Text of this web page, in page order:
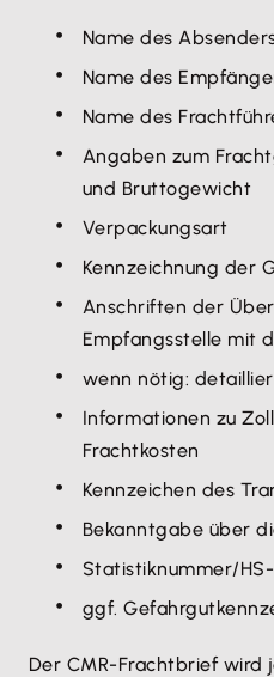
Name des
Name des
Name des
Angaben zum
und Bruttogewicht
Verpackungsart
Kennzeichnung der
Anschriften der
Empfangsstelle mit
wenn nötig:
Informationen zu
Frachtkosten
Kennzeichen des
Bekanntgabe über
Statistiknummer/
ggf.
Der CMR-Frachtbrief wird